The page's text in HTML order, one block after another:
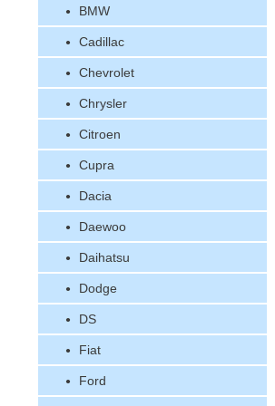
BMW
Cadillac
Chevrolet
Chrysler
Citroen
Cupra
Dacia
Daewoo
Daihatsu
Dodge
DS
Fiat
Ford